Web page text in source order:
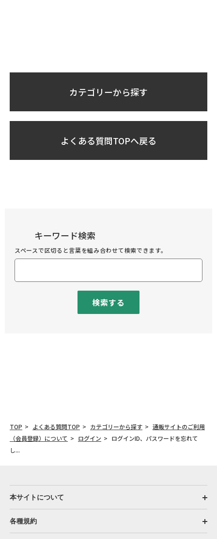
カテゴリーから探す
よくある質問TOPへ戻る
キーワード検索
スペースで区切ると言葉を組み合わせて検索できます。
検索する
TOP よくある質問TOP カテゴリーから探す
通販サイトのご利用
（会員登録）について
ログイン
ログインID、パスワードを忘れて
し...
本サイトについて
各種規約